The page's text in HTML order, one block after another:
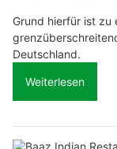
Grund hierfür ist zu
Deutschland.
Weiterlesen